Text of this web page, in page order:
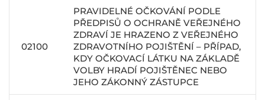
02100
PRAVIDELNÉ OČKOVÁNÍ PODLE
PŘEDPISŮ O OCHRANĚ VEŘEJNÉHO
ZDRAVÍ JE HRAZENO Z VEŘEJNÉHO
ZDRAVOTNÍHO POJIŠTĚNÍ – PŘÍPAD,
KDY OČKOVACÍ LÁTKU NA ZÁKLADĚ
VOLBY HRADÍ POJIŠTĚNEC NEBO
JEHO ZÁKONNÝ ZÁSTUPCE